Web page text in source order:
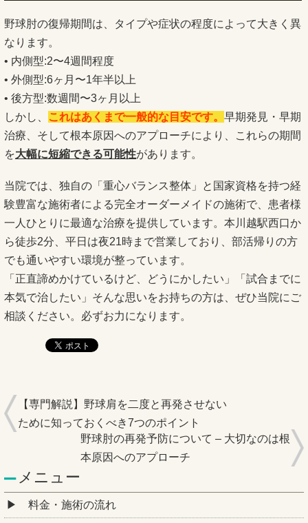
野球肘の復帰期間は、タイプや症状の程度によって大きく異
なります。
• 内側型:2〜4週間程度
• 外側型:6ヶ月〜1年半以上
• 後方型:数週間〜3ヶ月以上
しかし、
これはあくまで一般的な目安です。 早期発見・早期
治療、そして根本原因へのアプローチにより、これらの期間
を大幅に短縮できる可能性があります。
当院では、独自の「重心バランス整体」と国家資格を持つ経
験豊富な施術者による完全オーダーメイドの施術で、患者様
一人ひとりに最適な治療を提供しています。本川越駅西口か
ら徒歩2分、平日は夜21時まで営業しており、部活帰りの方
でも通いやすい環境が整っています。
「正直諦めかけているけど、どうにかしたい」「試合までに
本気で治したい」そんな思いをお持ちの方は、ぜひ当院にご
相談ください。必ずお力になります。
【専門解説】野球肩を二度と再発させない
ために知っておくべき7つのポイント
野球肘の再発予防について – 大切なのは根
本原因へのアプローチ
メニュー
料金・施術の流れ